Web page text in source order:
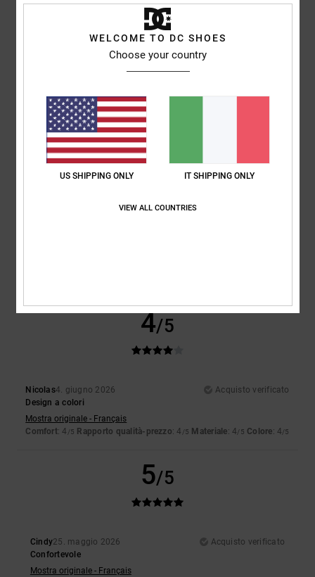
4.7
3 recensioni verificatedal maggio 2026
Comfort
4.5
Taglia
Materiale
4/5
Nicolas4. giugno 2026
Acquisto verificato
Design a colori
Mostra originale - Français
Comfort: 4 /5 Rapporto qualità-prezzo: 4 /5 Materiale: 4/5 Colore: 4/5
5/5
Cindy25. maggio 2026
Acquisto verificato
Confortevole
Mostra originale - Français
WELCOME TO DC SHOES
Choose your country
US SHIPPING ONLY IT SHIPPING ONLY
VIEW ALL COUNTRIES